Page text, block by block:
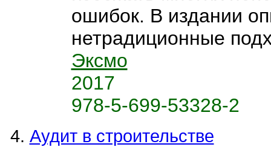
ошибок. В издании
нетрадиционные
Эксмо
2017
978-5-699-53328-2
Аудит в строительстве